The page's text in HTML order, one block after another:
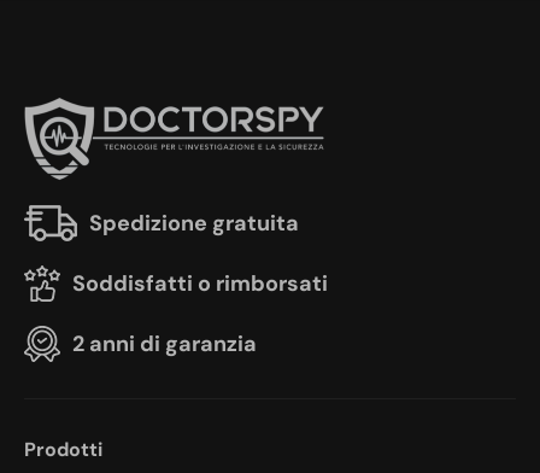
Spedizione gratuita
Soddisfatti o rimborsati
2 anni di garanzia
Prodotti